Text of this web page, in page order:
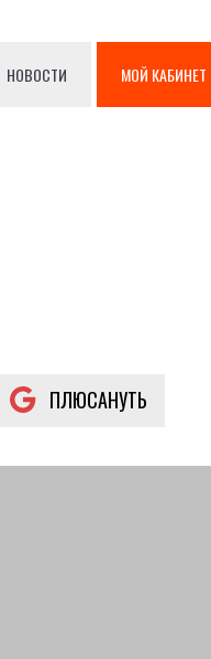
НОВОСТИ МОЙ КАБИНЕТ
ПЛЮСАНУТЬ